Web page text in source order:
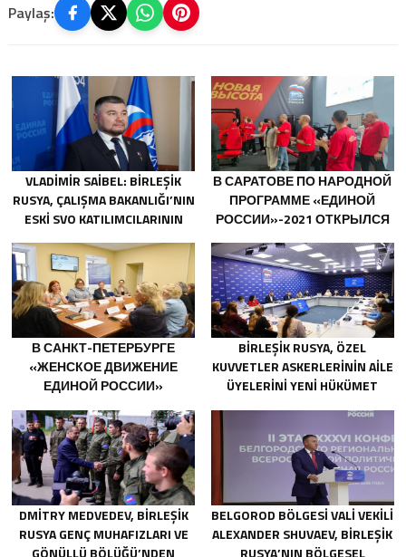
Paylaş:
VLADIMIR SAIBEL: BIRLEŞIK
RUSYA, ÇALIŞMA BAKANLIĞI’NIN
ESKI SVO KATILIMCILARININ
SÜRECINI BASITLEŞTIRME
KARARINI DESTEKLIYOR
В САРАТОВЕ ПО НАРОДНОЙ
ПРОГРАММЕ «ЕДИНОЙ
РОССИИ»-2021 ОТКРЫЛСЯ
«НОВАЯ ВЫСОТА»
В САНКТ-ПЕТЕРБУРГЕ
«ЖЕНСКОЕ ДВИЖЕНИЕ
ЕДИНОЙ РОССИИ»
ПРЕДЛОЖЕНИЯ ПО
РАЗВИТИЮ ГОРОДСКИХ
ПРОГРАММ ПОДДЕРЖКИ
ЖЕНЩИН
BIRLEŞIK RUSYA, ÖZEL
KUVVETLER ASKERLERININ AILE
ÜYELERINI YENI HÜKÜMET
DMITRY MEDVEDEV, BIRLEŞIK
RUSYA GENÇ MUHAFIZLARI VE
GÖNÜLLÜ BÖLÜĞÜ’NDEN
BELGOROD BÖLGESI VALI VEKILI
ALEXANDER SHUVAEV, BIRLEŞIK
RUSYA’NIN BÖLGESEL